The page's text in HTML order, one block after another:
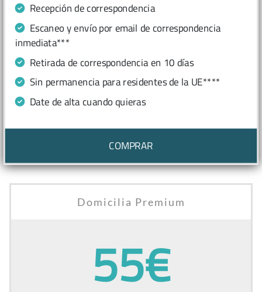
Recepción de correspondencia
Escaneo y envío por email de correspondencia
inmediata***
Retirada de correspondencia en 10 días
Sin permanencia para residentes de la UE****
Date de alta cuando quieras
COMPRAR
Domicilia Premium
55€